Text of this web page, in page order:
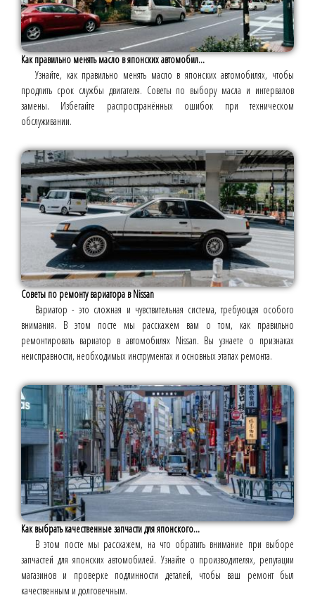
Как правильно менять масло в японских автомобил...
Узнайте, как правильно менять масло в японских автомобилях, чтобы
продлить срок службы двигателя. Советы по выбору масла и интервалов
замены. Избегайте распространённых ошибок при техническом
обслуживании.
Советы по ремонту вариатора в Nissan
Вариатор - это сложная и чувствительная система, требующая особого
внимания. В этом посте мы расскажем вам о том, как правильно
ремонтировать вариатор в автомобилях Nissan. Вы узнаете о признаках
неисправности, необходимых инструментах и основных этапах ремонта.
Как выбрать качественные запчасти для японского...
В этом посте мы расскажем, на что обратить внимание при выборе
запчастей для японских автомобилей. Узнайте о производителях, репутации
магазинов и проверке подлинности деталей, чтобы ваш ремонт был
качественным и долговечным.